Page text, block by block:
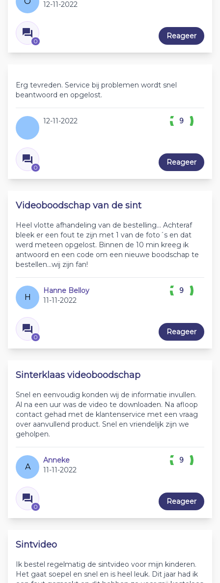
12-11-2022
0
Reageer
Erg tevreden. Service bij problemen wordt snel
beantwoord en opgelost.
12-11-2022
0
9
Reageer
Videoboodschap van de sint
Heel vlotte afhandeling van de bestelling... Achteraf
bleek er een fout te zijn met 1 van de foto´s en dat
werd meteen opgelost. Binnen de 10 min kreeg ik
antwoord en een code om een nieuwe boodschap te
bestellen...wij zijn fan!
H
Hanne Belloy
11-11-2022
0
9
Reageer
Sinterklaas videoboodschap
Snel en eenvoudig konden wij de informatie invullen.
Al na een uur was de video te downloaden. Na afloop
contact gehad met de klantenservice met een vraag
over aanvullend product. Snel en vriendelijk zijn we
geholpen.
A
Anneke
11-11-2022
0
9
Reageer
Sintvideo
Ik bestel regelmatig de sintvideo voor mijn kinderen.
Het gaat soepel en snel en is heel leuk. Dit jaar had ik